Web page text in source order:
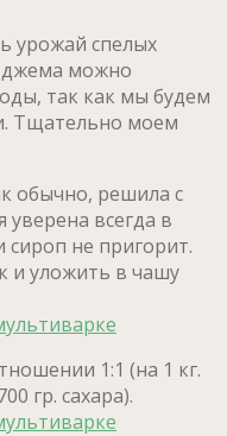
урожай спелых
джема можно
так как мы будем
Тщательно моем
обычно, решила с
всегда в
сироп не пригорит.
и уложить в чашу
1:1 (на 1 кг.
гр. сахара).